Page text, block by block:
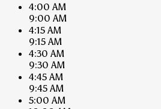
4:00 AM
9:00 AM
4:15 AM
9:15 AM
4:30 AM
9:30 AM
4:45 AM
9:45 AM
5:00 AM